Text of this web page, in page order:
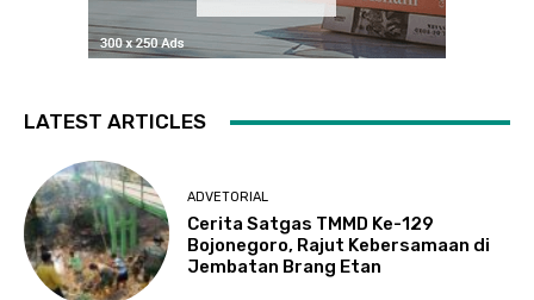
LATEST ARTICLES
ADVETORIAL
Cerita Satgas TMMD Ke-129
Bojonegoro, Rajut Kebersamaan di
Jembatan Brang Etan